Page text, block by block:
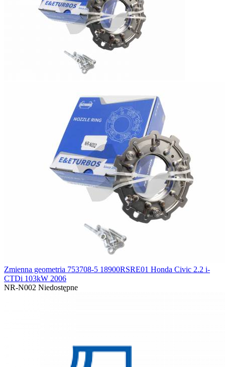
Zmienna geometria 753708-5 18900RSRE01 Honda Civic 2.2 i-
CTDi 103kW 2006
NR-N002 Niedostępne